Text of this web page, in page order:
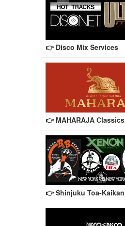
👉 Disco Mix Services
👉 MAHARAJA Classics
👉 Shinjuku Toa-Kaikan